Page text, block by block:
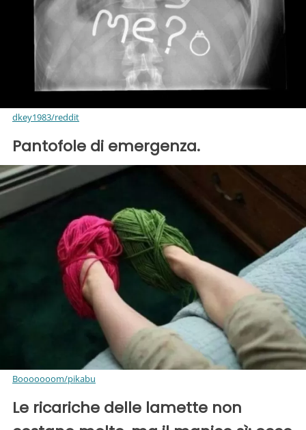
dkey1983/reddit
Pantofole di emergenza.
Booooooom/pikabu
Le ricariche delle lamette non